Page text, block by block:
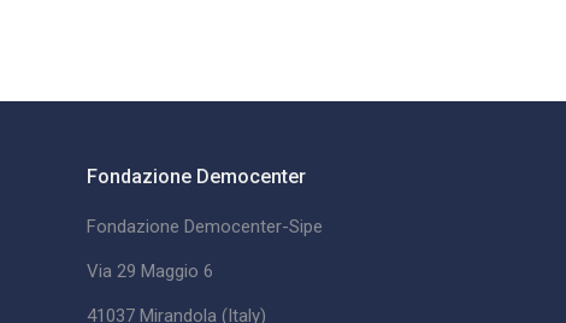
Fondazione Democenter
Fondazione Democenter-Sipe
Via 29 Maggio 6
41037 Mirandola (Italy)